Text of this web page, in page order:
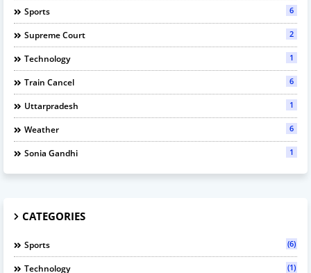
Sports 6
Supreme Court 2
Technology 1
Train Cancel 6
Uttarpradesh 1
Weather 6
Sonia Gandhi 1
CATEGORIES
Sports (6)
Technology (1)